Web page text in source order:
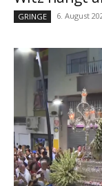
GRINGE 6. August